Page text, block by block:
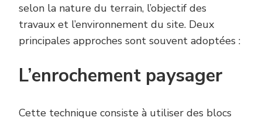
selon la nature du terrain, l’objectif des
travaux et l’environnement du site. Deux
principales approches sont souvent adoptées :
L’enrochement paysager
Cette technique consiste à utiliser des blocs